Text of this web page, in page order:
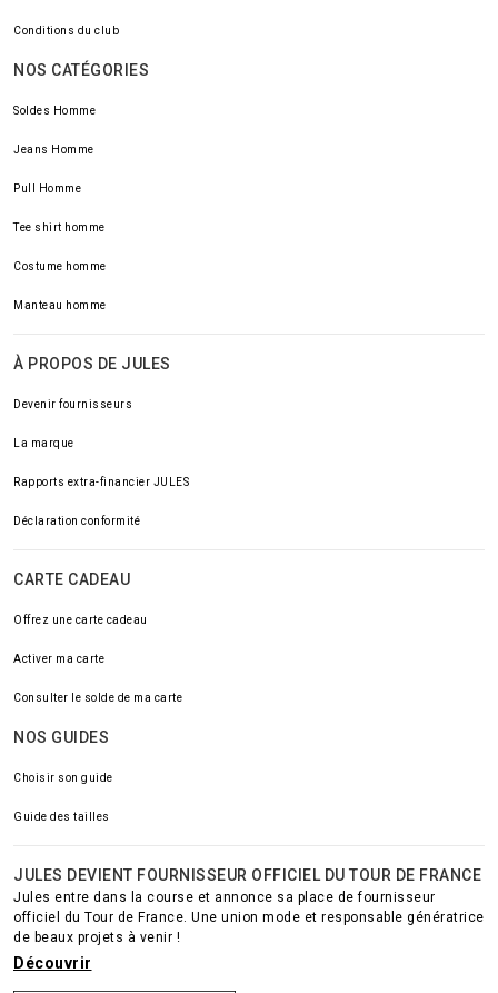
Conditions du club
NOS CATÉGORIES
Soldes Homme
Jeans Homme
Pull Homme
Tee shirt homme
Costume homme
Manteau homme
À PROPOS DE JULES
Devenir fournisseurs
La marque
Rapports extra-financier JULES
Déclaration conformité
CARTE CADEAU
Offrez une carte cadeau
Activer ma carte
Consulter le solde de ma carte
NOS GUIDES
Choisir son guide
Guide des tailles
JULES DEVIENT FOURNISSEUR OFFICIEL DU TOUR DE FRANCE
Jules entre dans la course et annonce sa place de fournisseur
officiel du Tour de France. Une union mode et responsable génératrice
de beaux projets à venir !
Découvrir